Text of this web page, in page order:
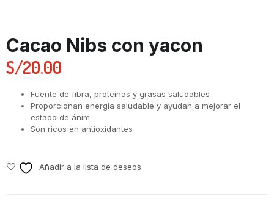
Cacao Nibs con yacon
S/20.00
Fuente de fibra, proteínas y grasas saludables
Proporcionan energía saludable y ayudan a mejorar el
estado de ánim
Son ricos en antioxidantes
Añadir a la lista de deseos